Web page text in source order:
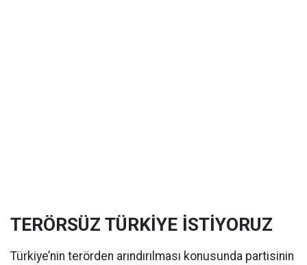
TERÖRSÜZ TÜRKİYE İSTİYORUZ
Türkiye’nin terörden arındırılması konusunda partisinin